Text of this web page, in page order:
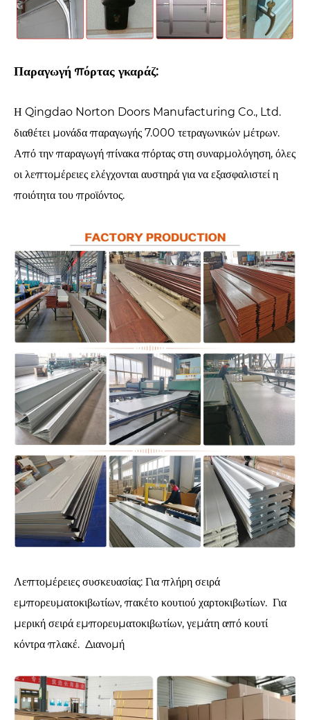
Παραγωγή πόρτας γκαράζ:
Η Qingdao Norton Doors Manufacturing Co., Ltd.
διαθέτει μονάδα παραγωγής 7.000 τετραγωνικών μέτρων.
Από την παραγωγή πίνακα πόρτας στη συναρμολόγηση, όλες
οι λεπτομέρειες ελέγχονται αυστηρά για να εξασφαλιστεί η
ποιότητα του προϊόντος.
Λεπτομέρειες συσκευασίας: Για πλήρη σειρά
εμπορευματοκιβωτίων, πακέτο κουτιού χαρτοκιβωτίων. Για
μερική σειρά εμπορευματοκιβωτίων, γεμάτη από κουτί
κόντρα πλακέ. Διανομή